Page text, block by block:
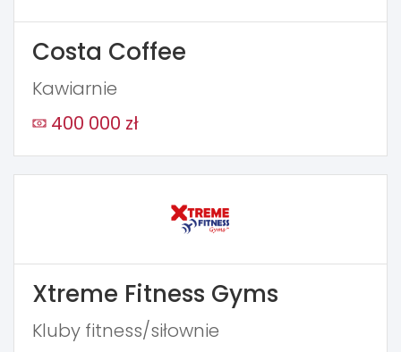
Costa Coffee
Kawiarnie
400 000 zł
Xtreme Fitness Gyms
Kluby fitness/siłownie